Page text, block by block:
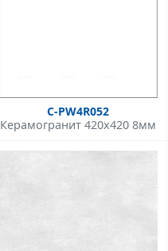
C-PW4R052
Керамогранит 420x420 8мм